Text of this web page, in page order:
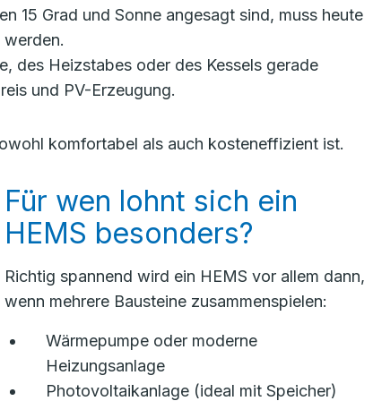
15 Grad und Sonne angesagt sind, muss heute
des Heizstabes oder des Kessels gerade
und PV-Erzeugung.
komfortabel als auch kosteneffizient ist.
Für wen lohnt sich ein
HEMS besonders?
Richtig spannend wird ein HEMS vor allem dann,
wenn mehrere Bausteine zusammenspielen:
Wärmepumpe oder moderne
Heizungsanlage
Photovoltaikanlage (ideal mit Speicher)